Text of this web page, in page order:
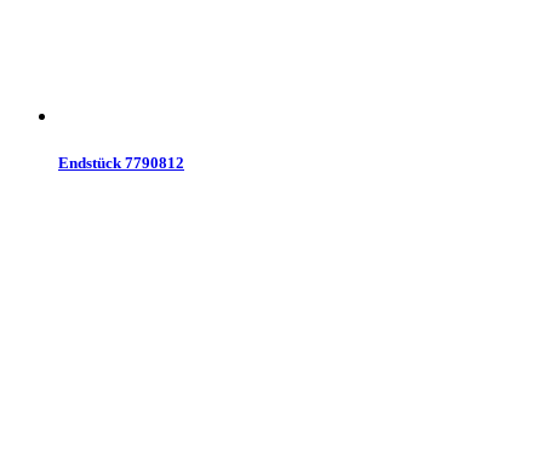
Endstück 7790812